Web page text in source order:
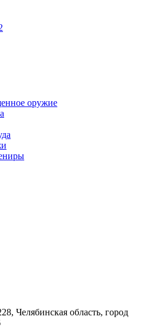
оружие
Челябинская область, город